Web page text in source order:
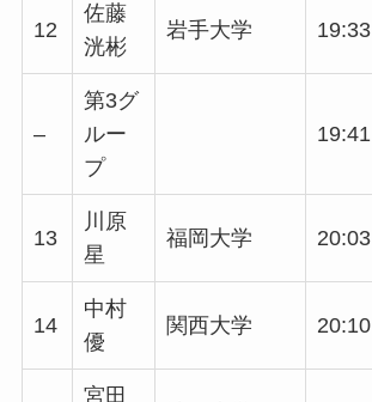
12
佐藤
洸彬
岩手大学 19:33
–
第3グ
ルー
プ
19:41
13
川原
星
福岡大学 20:03
14
中村
優
関西大学 20:10
宮田